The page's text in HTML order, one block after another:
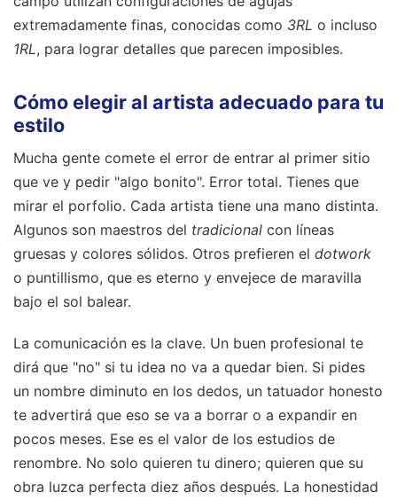
extremadamente finas, conocidas como 3RL o incluso
1RL, para lograr detalles que parecen imposibles.
Cómo elegir al artista adecuado para tu
estilo
Mucha gente comete el error de entrar al primer sitio
que ve y pedir "algo bonito". Error total. Tienes que
mirar el porfolio. Cada artista tiene una mano distinta.
Algunos son maestros del tradicional con líneas
gruesas y colores sólidos. Otros prefieren el dotwork
o puntillismo, que es eterno y envejece de maravilla
bajo el sol balear.
La comunicación es la clave. Un buen profesional te
dirá que "no" si tu idea no va a quedar bien. Si pides
un nombre diminuto en los dedos, un tatuador honesto
te advertirá que eso se va a borrar o a expandir en
pocos meses. Ese es el valor de los estudios de
renombre. No solo quieren tu dinero; quieren que su
obra luzca perfecta diez años después. La honestidad